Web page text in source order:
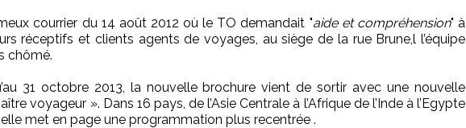
courrier du 14 août 2012 où le TO demandait "aide et compréhension" à
réceptifs et clients agents de voyages, au siège de la rue Brune,l l’équipe
chômé.
31 octobre 2013, la nouvelle brochure vient de sortir avec une nouvelle
voyageur ». Dans 16 pays, de l’Asie Centrale à l’Afrique de l’Inde à l’Egypte
met en page une programmation plus recentrée .